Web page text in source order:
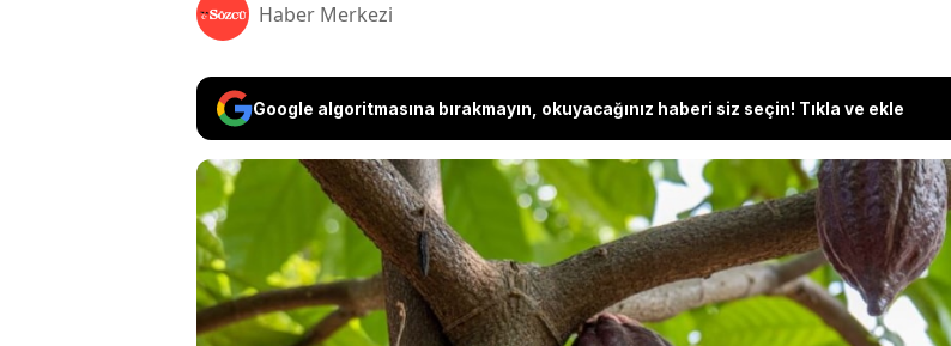
Haber Merkezi
Google algoritmasına bırakmayın, okuyacağınız haberi siz seçin! Tıkla ve ekle
Bilim insanları gıda sektörünü değiştirecek bir keşfe imza